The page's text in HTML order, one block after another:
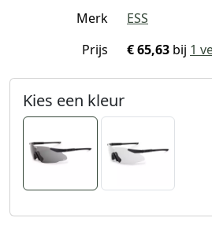
Merk
ESS
Prijs
€ 65,63 bij 1
Kies een kleur